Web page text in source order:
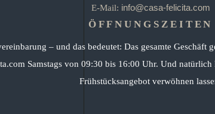
E-Mail: info@casa-felicita.com
ÖFFNUNGSZEITEN
– und das bedeutet: Das gesamte
Samstags von 09:30 bis 16:00 Uhr. Und
Frühstücksangebot verwöhnen